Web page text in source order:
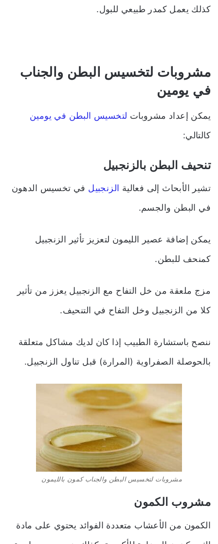
كذلك يعمل كمدر طبيعي للبول.
مشروبات لتخسيس البطن والجناب
في يومين
يمكن إعداد مشروبات لتخسيس البطن في يومين
كالتالي:
تنحيف البطن بالزنجبيل
تشير الأبحاث إلى فعالية الزنجبيل في تخسيس الدهون
في البطن والجسم.
يمكن إضافة عصير الليمون لتعزيز تأثير الزنجبيل
كمنحف للبطن.
مزج ملعقة من خل التفاح مع الزنجبيل يعزز من تأثير
كلا من الزنجبيل وخل التفاح في التنحيف.
ننصح باستشارة الطبيب إذا كان لديك مشاكل متعلقة
بالحوصلة الصفراوية (المرارة) قبل تناول الزنجبيل.
مشروبات لتخسيس البطن والجناب كمون بالليمون
مشروب الكمون
الكمون من الأعشاب متعددة الفوائد يحتوي على مادة